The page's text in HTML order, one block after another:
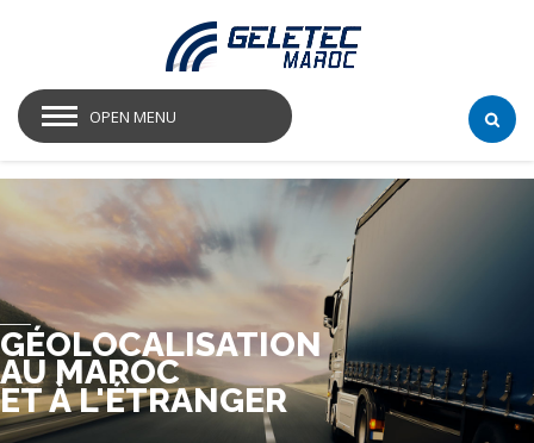
OPEN MENU
ET À L'ÉTRANGER
AU MAROC
GÉOLOCALISATION